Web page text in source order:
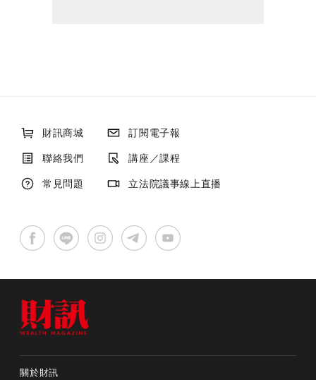
財訊商城
訂閱電子報
聯絡我們
講座／課程
常見問題
立法院議事線上直播
關於財訊